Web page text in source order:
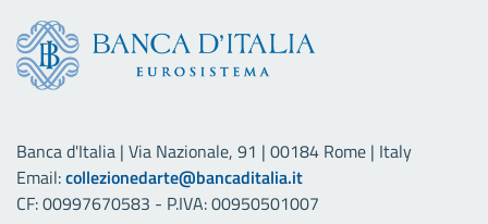
Banca d'Italia | Via Nazionale, 91 | 00184 Rome | Italy
Email:collezionedarte@bancaditalia.it
CF: 00997670583 - P.IVA: 00950501007